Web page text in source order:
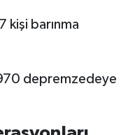
kişi barınma
depremzedeye